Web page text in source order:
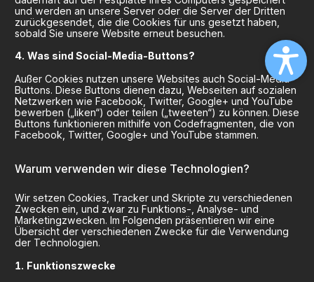
und werden an unsere Server oder die Server der Dritten
zurückgesendet, die die Cookies für uns gesetzt haben,
sobald Sie unsere Website erneut besuchen.
Was sind Social-Media-Buttons?
Außer Cookies nutzen unsere Websites auch Social-Media-
Buttons. Diese Buttons dienen dazu, Webseiten auf sozialen
Netzwerken wie Facebook, Twitter, Google+ und YouTube
bewerben („liken“) oder teilen („tweeten“) zu können. Diese
Buttons funktionieren mithilfe von Codefragmenten, die von
Facebook, Twitter, Google+ und YouTube stammen.
Warum verwenden wir diese Technologien?
Wir setzen Cookies, Tracker und Skripte zu verschiedenen
Zwecken ein, und zwar zu Funktions-, Analyse- und
Marketingzwecken. Im Folgenden präsentieren wir eine
Übersicht der verschiedenen Zwecke für die Verwendung
der Technologien.
Funktionszwecke